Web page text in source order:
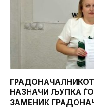
НАЗНАЧИ ЉУПКА
ЗАМЕНИК